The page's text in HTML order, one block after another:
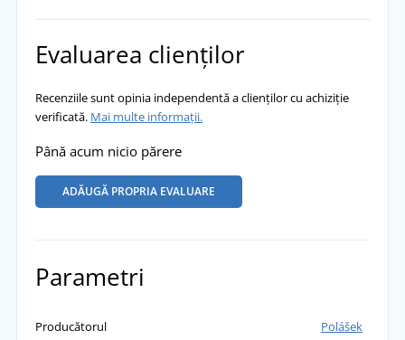
Evaluarea clienților
Recenziile sunt opinia independentă a clienților cu achiziție
verificată. Mai multe informații.
Până acum nicio părere
ADĂUGĂ PROPRIA EVALUARE
Parametri
Producătorul
Polášek